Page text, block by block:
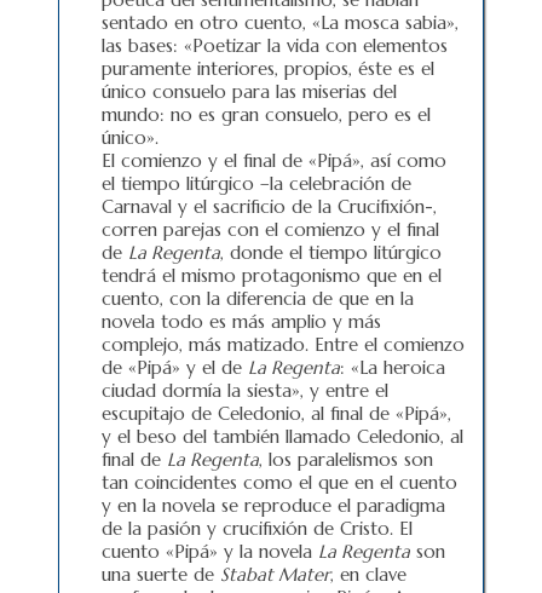
sentado en otro cuento, «La mosca sabia»,
las bases: «Poetizar la vida con elementos
puramente interiores, propios, éste es el
único consuelo para las miserias del
mundo: no es gran consuelo, pero es el
único».
El comienzo y el final de «Pipá», así como
el tiempo litúrgico –la celebración de
Carnaval y el sacrificio de la Crucifixión-,
corren parejas con el comienzo y el final
de La Regenta, donde el tiempo litúrgico
tendrá el mismo protagonismo que en el
cuento, con la diferencia de que en la
novela todo es más amplio y más
complejo, más matizado. Entre el comienzo
de «Pipá» y el de La Regenta: «La heroica
ciudad dormía la siesta», y entre el
escupitajo de Celedonio, al final de «Pipá»,
y el beso del también llamado Celedonio, al
final de La Regenta, los paralelismos son
tan coincidentes como el que en el cuento
y en la novela se reproduce el paradigma
de la pasión y crucifixión de Cristo. El
cuento «Pipá» y la novela La Regenta son
una suerte de Stabat Mater, en clave